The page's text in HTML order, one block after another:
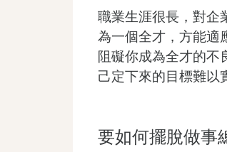
職業生涯很長，對企
為一個全才，方能適
阻礙你成為全才的不
己定下來的目標難以
要如何擺脫做事